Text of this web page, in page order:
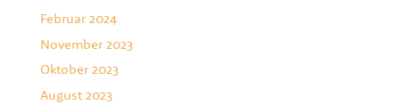
Februar 2024
November 2023
Oktober 2023
August 2023